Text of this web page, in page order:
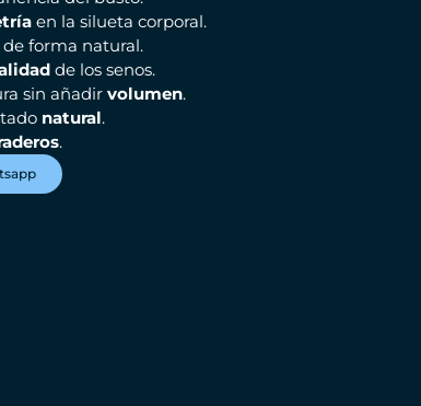
en la silueta corporal.
forma natural.
de los senos.
sin añadirvolumen.
natural.
.